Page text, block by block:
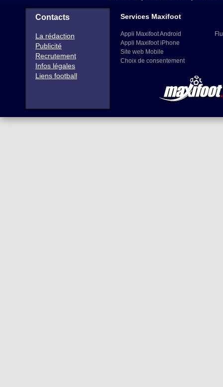
Contacts
La rédaction
Publicité
Recrutement
Infos légales
Liens football
Services Maxifoot
Appli Maxifoot Android
Appli Maxifoot iPhone
Site web Mobile
Choix de consentement